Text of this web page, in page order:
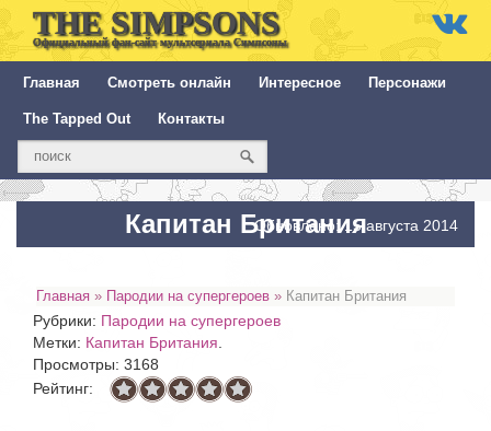
THE SIMPSONS
Официальный фан-сайт мультсериала Симпсоны
Главная Смотреть онлайн Интересное Персонажи
The Tapped Out Контакты
Капитан Британия
Обновлено: 15 августа 2014
Главная » Пародии на супергероев » Капитан Британия
Рубрики: Пародии на супергероев
Метки: Капитан Британия
Просмотры: 3168
Рейтинг: